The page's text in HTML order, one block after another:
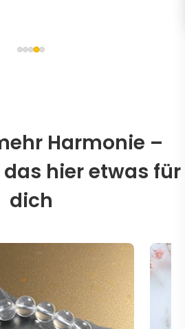
Harmonie –
hier etwas für
dich